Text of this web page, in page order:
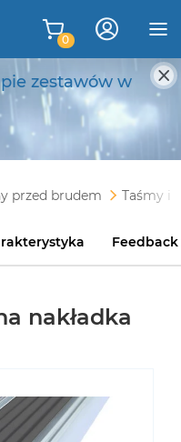
zestawów w
0
przed brudem Taśmy i
nakładka